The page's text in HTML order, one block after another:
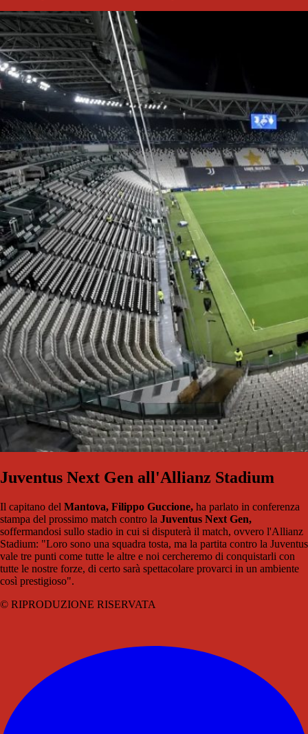
Juventus Next Gen all'Allianz Stadium
Il capitano del Mantova, Filippo Guccione, ha parlato in conferenza
stampa del prossimo match contro la Juventus Next Gen,
soffermandosi sullo stadio in cui si disputerà il match, ovvero l'Allianz
Stadium: "Loro sono una squadra tosta, ma la partita contro la Juventus
vale tre punti come tutte le altre e noi cercheremo di conquistarli con
tutte le nostre forze, di certo sarà spettacolare provarci in un ambiente
così prestigioso".
© RIPRODUZIONE RISERVATA